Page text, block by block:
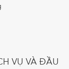
VỤ VÀ ĐẦU